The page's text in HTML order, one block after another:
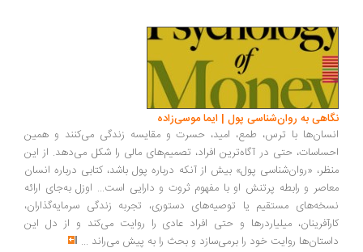
به روان‌شناسی پول | ایما موسی‌زاده
با ترس، طمع، امید، حسرت و مقایسه زندگی می‌کنند و همین
حتی در آگاه‌ترین افراد، تصمیم‌های مالی را شکل می‌دهد. از این
«روان‌شناسی پول» بیش از آنکه درباره پول باشد، کتابی درباره انسان
و رابطه پرتنش او با مفهوم ثروت و دارایی است... اوزل به‌جای ارائه
مستقیم یا توصیه‌های دستوری، تجربه زندگی سرمایه‌گذاران،
میلیاردرها و حتی افراد عادی را روایت می‌کند و از دل این
روایت خود را برمی‌سازد و بحث را به پیش می‌راند ...